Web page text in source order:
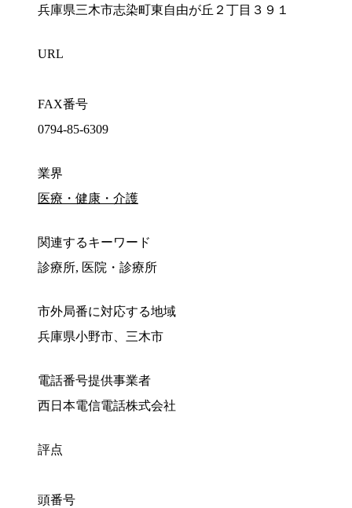
兵庫県三木市志染町東自由が丘２丁目３９１
URL
FAX番号
0794-85-6309
業界
医療・健康・介護
関連するキーワード
診療所, 医院・診療所
市外局番に対応する地域
兵庫県小野市、三木市
電話番号提供事業者
西日本電信電話株式会社
評点
頭番号